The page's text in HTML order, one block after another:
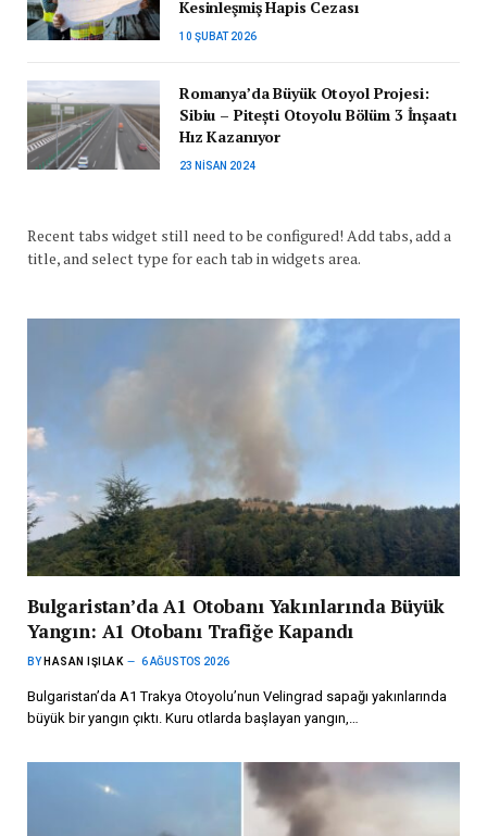
Kesinleşmiş Hapis Cezası
10 ŞUBAT 2026
Romanya’da Büyük Otoyol Projesi:
Sibiu – Pitești Otoyolu Bölüm 3 İnşaatı
Hız Kazanıyor
23 NISAN 2024
Recent tabs widget still need to be configured! Add tabs, add a
title, and select type for each tab in widgets area.
Bulgaristan’da A1 Otobanı Yakınlarında Büyük
Yangın: A1 Otobanı Trafiğe Kapandı
BY HASAN IŞILAK 6 AĞUSTOS 2026
Bulgaristan’da A1 Trakya Otoyolu’nun Velingrad sapağı yakınlarında
büyük bir yangın çıktı. Kuru otlarda başlayan yangın,…